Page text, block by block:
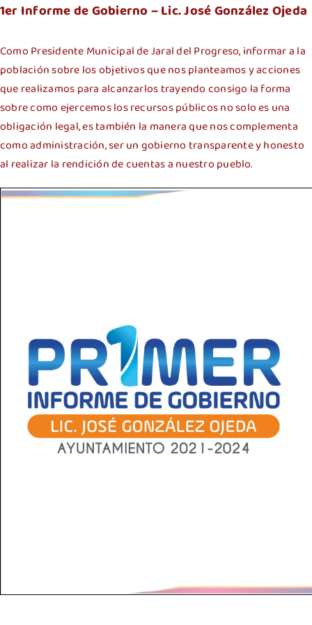
1er Informe de Gobierno – Lic. José González Ojeda
Como Presidente Municipal de Jaral del Progreso, informar a la
población sobre los objetivos que nos planteamos y acciones
que realizamos para alcanzarlos trayendo consigo la forma
sobre como ejercemos los recursos públicos no solo es una
obligación legal, es también la manera que nos complementa
como administración, ser un gobierno transparente y honesto
al realizar la rendición de cuentas a nuestro pueblo.